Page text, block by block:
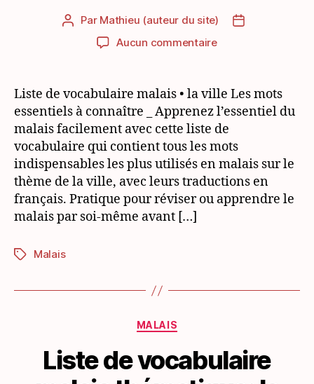
Auteur
l’article
Par Mathieu (auteur du site)
Date
Aucun commentairesur
thématique:
la
ville
Liste de vocabulaire malais • la ville Les mots
essentiels à connaître _ Apprenez l’essentiel du
malais facilement avec cette liste de
vocabulaire qui contient tous les mots
indispensables les plus utilisés en malais sur le
thème de la ville, avec leurs traductions en
français. Pratique pour réviser ou apprendre le
malais par soi-même avant […]
Étiquettes
Malais
Catégories
MALAIS
Liste de vocabulaire